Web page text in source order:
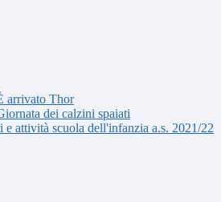
arrivato Thor
dei calzini spaiati
e attività scuola dell'infanzia a.s. 2021/22